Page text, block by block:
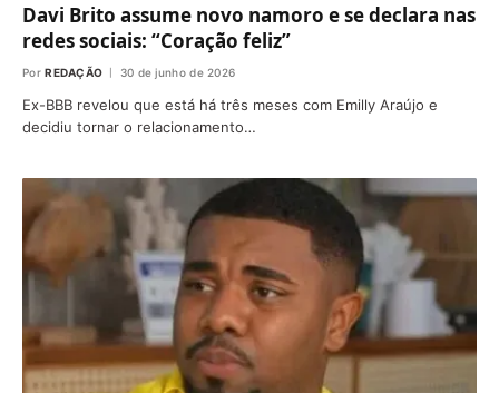
Davi Brito assume novo namoro e se declara nas
redes sociais: “Coração feliz”
Por REDAÇÃO 30 de junho de 2026
Ex-BBB revelou que está há três meses com Emilly Araújo e
decidiu tornar o relacionamento…